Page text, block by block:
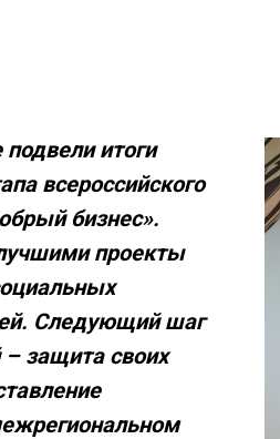
итоги
всероссийского
бизнес».
проекты
Следующий шаг
защита своих